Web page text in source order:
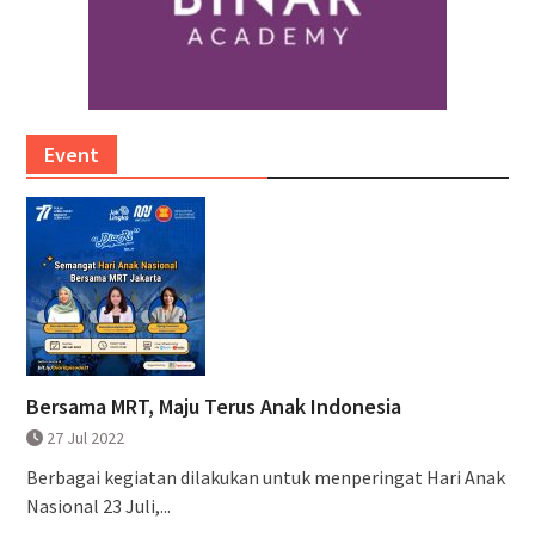
Event
Bersama MRT, Maju Terus Anak Indonesia
27 Jul 2022
Berbagai kegiatan dilakukan untuk menperingat Hari Anak
Nasional 23 Juli,...